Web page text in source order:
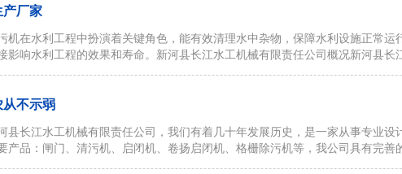
产厂家
机在水利工程中扮演着关键角色，能有效清理水中杂物，保障水利设施正常运
影响水利工程的效果和寿命。新河县长江水工机械有限责任公司概况新河县
从不示弱
县长江水工机械有限责任公司，我们有着几十年发展历史，是一家从事专业设
产品：闸门、清污机、启闭机、卷扬启闭机、格栅除污机等，我公司具有完